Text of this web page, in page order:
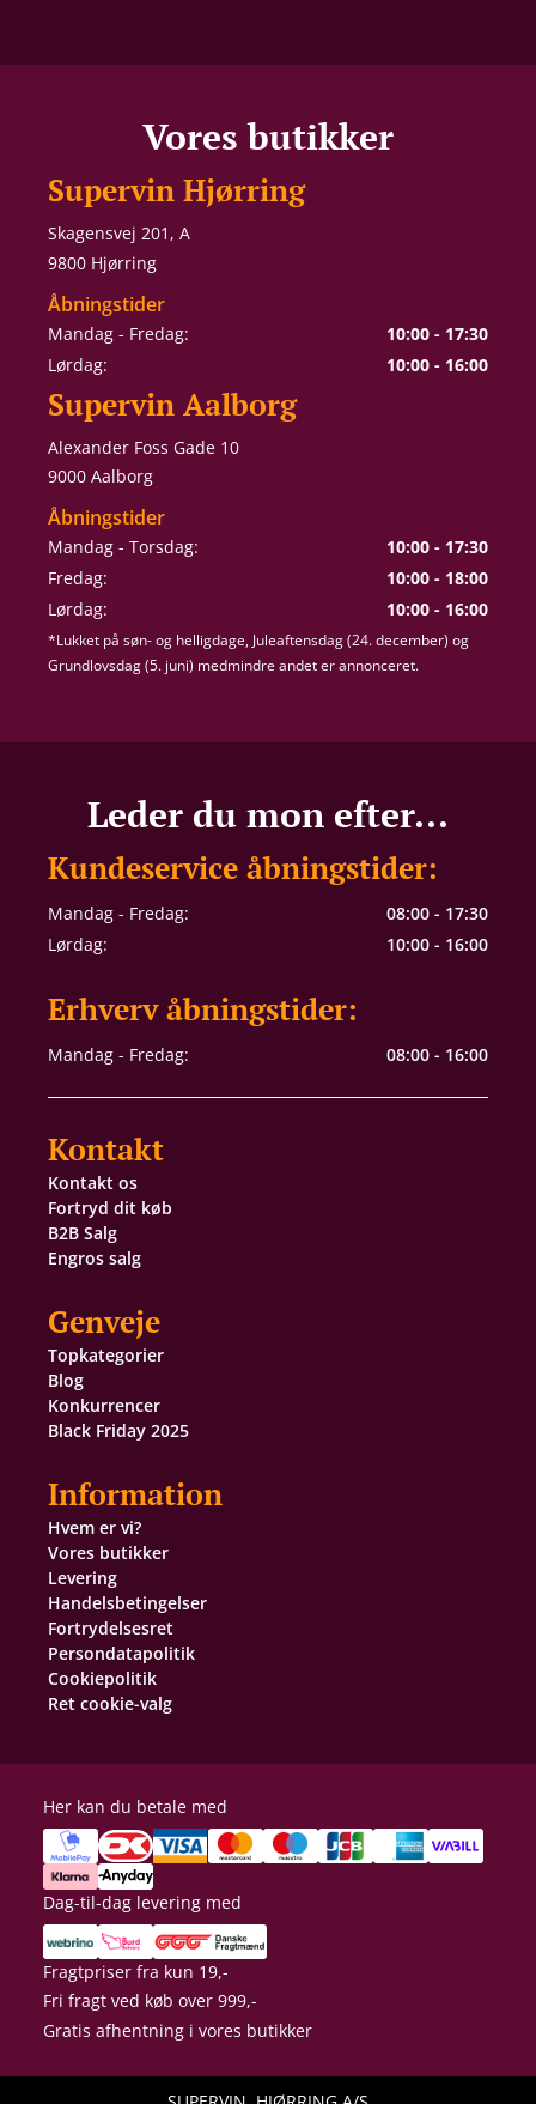
Vores butikker
Supervin Hjørring
Skagensvej 201, A
9800 Hjørring
Åbningstider
Mandag - Fredag:
10:00 - 17:30
Lørdag:
10:00 - 16:00
Supervin Aalborg
Alexander Foss Gade 10
9000 Aalborg
Åbningstider
Mandag - Torsdag:
10:00 - 17:30
Fredag:
10:00 - 18:00
Lørdag:
10:00 - 16:00
*Lukket på søn- og helligdage, Juleaftensdag (24. december) og
Grundlovsdag (5. juni) medmindre andet er annonceret.
Leder du mon efter...
Kundeservice åbningstider:
Mandag - Fredag:
08:00 - 17:30
Lørdag:
10:00 - 16:00
Erhverv åbningstider:
Mandag - Fredag: 08:00 - 16:00
Kontakt
Kontakt os
Fortryd dit køb
B2B Salg
Engros salg
Genveje
Topkategorier
Blog
Konkurrencer
Black Friday 2025
Information
Hvem er vi?
Vores butikker
Levering
Handelsbetingelser
Fortrydelsesret
Persondatapolitik
Cookiepolitik
Ret cookie-valg
Her kan du betale med
Dag-til-dag levering med
Fragtpriser fra kun 19,-
Fri fragt ved køb over 999,-
Gratis afhentning i vores butikker